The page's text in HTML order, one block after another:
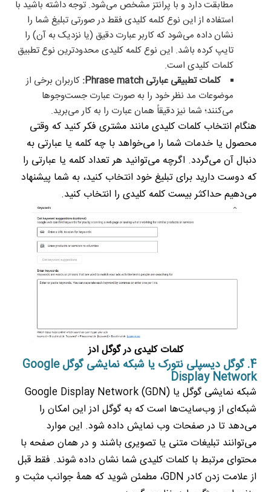
مطابقت دارد و با پرانتز مشخص می‌شود. توجه داشته باشید با
استفاده از این نوع کلمه کلیدی فقط در صورتی تبلیغ شما را
نشان داده می‌شود که کاربر عبارت دقیق (یا نزدیک به آن) را
تایپ کرده باشد. این نوع کلمه کلیدی محدودترین نوع تطبیق
کلمات کلیدی است.
کلمات تطبیقی عبارتی Phrase match:
کاربران برخی از
موضوعات مد نظر خود را به صورت عبارت جست‌وجوها
می‌کنند؛ شما نیز دقیقاً همان عبارت را به کار می‌برید.
هنگام انتخاب کلمات کلیدی مانند مشتری فکر کنید که وقتی
محصول یا خدمات شما را می‌‌خواهد با چه کلمه یا عبارتی به
دنبال آن می‌گردد. اگرچه می‌توانید هر تعداد کلمه یا عبارتی را
که دوست دارید برای تبلیغ خود انتخاب کنید، به شما پیشنهاد
می‌دهیم حداکثر بیست کلمه کلیدی را انتخاب کنید.
کلمات کلیدی در گوگل ادز
4. گوگل دیسپلی نتورک یا شبکه نمایشی گوگل Google
Display Network
شبکه نمایشی گوگل یا Google Display Network (GDN)
شبکه‌ای از وب‌سایت‌ها است که به گوگل ادز این امکان را
می‌دهد تا در صفحات وب نمایش داده شود. این موارد
می‌توانند تبلیغات متنی یا تصویری باشند و در همان صفحه با
محتوای مرتبط با کلمات کلیدی شما نشان داده شوند. فقط قبل
از علامت زدن کادر GDN، مطمئن شوید که همۀ جوانب مثبت و